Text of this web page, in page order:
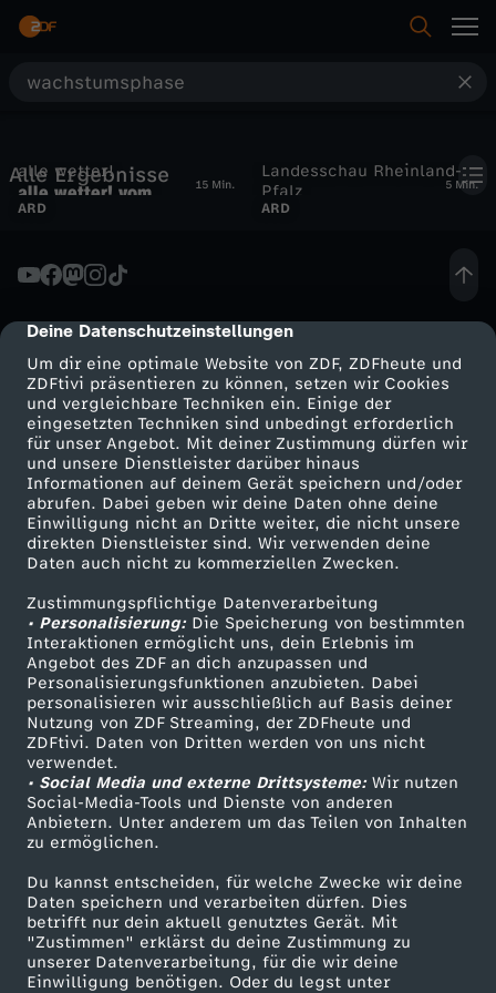
cmp-dialog-description
Deine Datenschutzeinstellungen
Um dir eine optimale Website von ZDF, ZDFheute und
ZDFtivi präsentieren zu können, setzen wir Cookies
und vergleichbare Techniken ein. Einige der
eingesetzten Techniken sind unbedingt erforderlich
für unser Angebot. Mit deiner Zustimmung dürfen wir
und unsere Dienstleister darüber hinaus
Informationen auf deinem Gerät speichern und/oder
abrufen. Dabei geben wir deine Daten ohne deine
Einwilligung nicht an Dritte weiter, die nicht unsere
direkten Dienstleister sind. Wir verwenden deine
Daten auch nicht zu kommerziellen Zwecken.
Zustimmungspflichtige Datenverarbeitung
• Personalisierung:Die Speicherung von bestimmten
Interaktionen ermöglicht uns, dein Erlebnis im
Angebot des ZDF an dich anzupassen und
Personalisierungsfunktionen anzubieten. Dabei
personalisieren wir ausschließlich auf Basis deiner
Nutzung von ZDF Streaming, der ZDFheute und
ZDFtivi. Daten von Dritten werden von uns nicht
verwendet.
• Social Media und externe Drittsysteme:Wir nutzen
Social-Media-Tools und Dienste von anderen
Anbietern. Unter anderem um das Teilen von Inhalten
zu ermöglichen.
Du kannst entscheiden, für welche Zwecke wir deine
Daten speichern und verarbeiten dürfen. Dies
betrifft nur dein aktuell genutztes Gerät. Mit
"Zustimmen" erklärst du deine Zustimmung zu
unserer Datenverarbeitung, für die wir deine
Einwilligung benötigen. Oder du legst unter
c
e
Alle Ergebnisse
alle wetter!
alle wetter! vom
07.04.2026
ARD
15 Min.
Landesschau Rheinland-
Pfalz
Zeit für Rebschnitt
ARD
5 Min.
Mehr ZDF
ZDF-Apps
Smart TV
ZDFtext
Livestreams
Sendungen A-Z
TV-Programm
Service
ZDFmitreden
Kontakt zum ZDF
Tickets
Zuschauerservice
Hilfe
ZDF Unternehmen
Karriere
ZDF goes Schule
Werbefernsehen
Mainzelmännchen